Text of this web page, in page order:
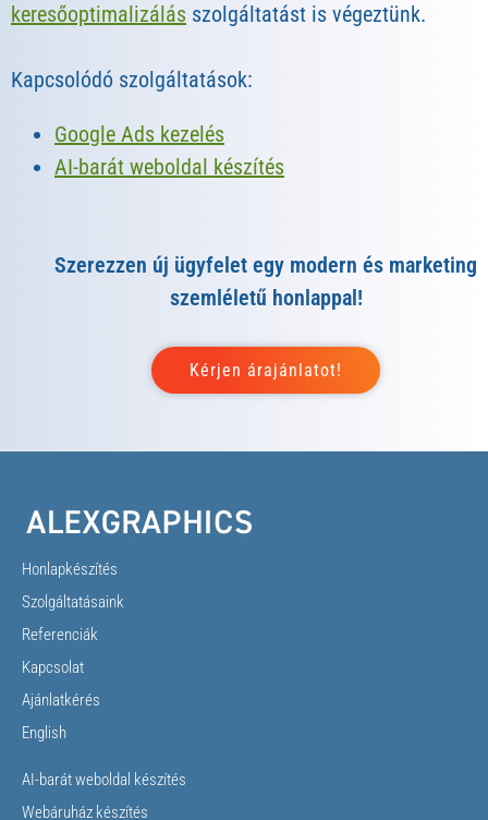
keresőoptimalizálás szolgáltatást is végeztünk.
Kapcsolódó szolgáltatások:
Google Ads kezelés
AI-barát weboldal készítés
Szerezzen új ügyfelet egy modern és marketing
szemléletű honlappal!
Honlapkészítés
Szolgáltatásaink
Referenciák
Kapcsolat
Ajánlatkérés
English
AI-barát weboldal készítés
Webáruház készítés